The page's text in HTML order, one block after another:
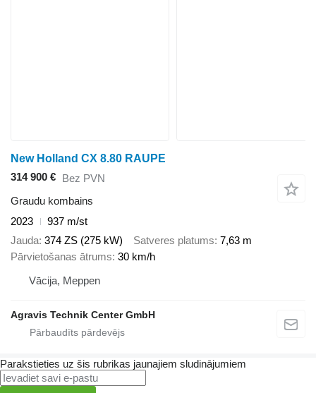
New Holland CX 8.80 RAUPE
314 900 € Bez PVN
Graudu kombains
2023
937 m/st
Jauda 374 ZS (275 kW) Satveres platums 7,63 m
Pārvietošanas ātrums 30 km/h
Vācija, Meppen
Agravis Technik Center GmbH
Parakstieties uz šis rubrikas jaunajiem sludinājumiem